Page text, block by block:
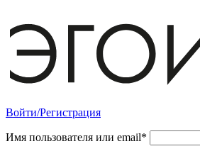
Войти/Регистрация
Имя пользователя или email*